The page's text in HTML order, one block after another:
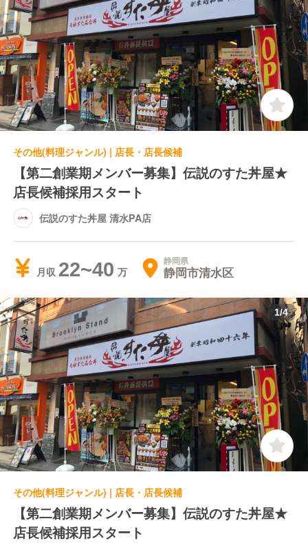
その他(料理ジャンル) | 店長・店長候補
【第二創業期メンバー募集】伝説のすた丼屋★
店長候補採用スタート
伝説のすた丼屋 清水PA店
月収 22~40 静岡県
静岡市清水区
1/4
その他(料理ジャンル) | 店長・店長候補
【第二創業期メンバー募集】伝説のすた丼屋★
店長候補採用スタート